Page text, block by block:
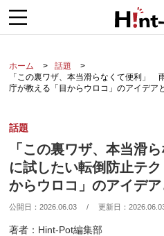
ホーム
話題
「この裏ワザ、本当滑らなくて便利」
庁が教える「目からウロコ」のアイデア
話題
「この裏ワザ、本当滑
に試したい転倒防止テ
からウロコ」のアイデア
公開日：2026.06.03 / 更新日：
著者：Hint-Pot編集部